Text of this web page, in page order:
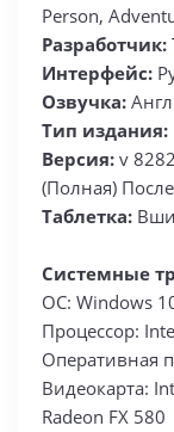
Person,
Разработчик:
Интерфейс:
Озвучка:
Тип издания:
Версия: v
(Полная)
Таблетка:
Системные
ОС: Windows
Процессор:
Оперативная
Видеокарта:
Radeon FX 580